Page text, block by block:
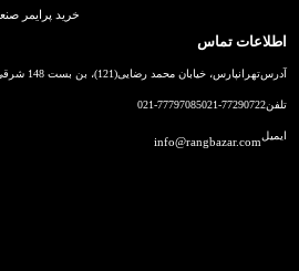
خرید پرایمر
اطلاعات تماس
آدرستهرانپارس، خیابان محمد رضایی(121)، بن بست 148 شرقی
تلفن021-77290722
021-77797085
ایمیلinfo@rangbazar.com